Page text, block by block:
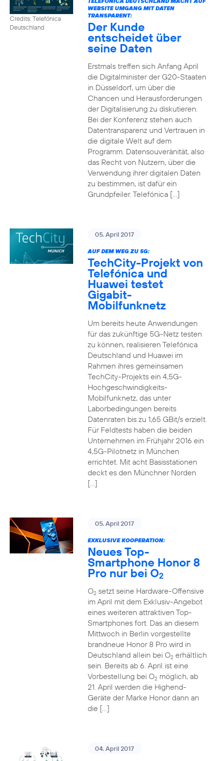
Credits: Telefónica
Deutschland
WEBSITE UMGANG MIT DATEN
TRANSPARENT:
Der Kunde
entscheidet über
seine Daten
Erstmals treffen sich Anfang April
die Digitalminister der G20-Staaten
in Düsseldorf, um über die
Chancen und Herausforderungen
der Digitalisierung zu diskutieren.
Bei der Konferenz stehen auch
Datentransparenz und Vertrauen in
die digitale Welt auf dem
Programm. Datensouveränität, also
das Recht von Nutzern, über die
Verwendung ihrer digitalen Daten
zu bestimmen, ist dafür ein
Grundpfeiler. Telefónica […]
05. April 2017
AUF DEM WEG ZU 5G:
TechCity-Projekt von
Telefónica und
Huawei testet
Gigabit-
Mobilfunknetz
Um bereits heute Anwendungen
für das zukünftige 5G-Netz testen
zu können, realisieren Telefónica
Deutschland und Huawei im
Rahmen ihres gemeinsamen
TechCity-Projekts ein 4,5G-
Hochgeschwindigkeits-
Mobilfunknetz, das unter
Laborbedingungen bereits
Datenraten bis zu 1,65 GBit/s erzielt.
Für Feldtests haben die beiden
Unternehmen im Frühjahr 2016 ein
4,5G-Pilotnetz in München
errichtet. Mit acht Basisstationen
deckt es den Münchner Norden
[…]
05. April 2017
EXKLUSIVE KOOPERATION:
Neues Top-
Smartphone Honor 8
Pro nur bei O2
O2setzt seine Hardware-Offensive
im April mit dem Exklusiv-Angebot
eines weiteren attraktiven Top-
Smartphones fort. Das an diesem
Mittwoch in Berlin vorgestellte
brandneue Honor 8 Pro wird in
Deutschland allein bei O2erhältlich
sein. Bereits ab 6. April ist eine
Vorbestellung bei O2möglich, ab
21. April werden die Highend-
Geräte der Marke Honor dann an
die […]
04. April 2017